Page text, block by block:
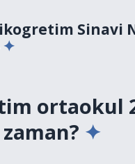
Sinavi
ortaokul
zaman?